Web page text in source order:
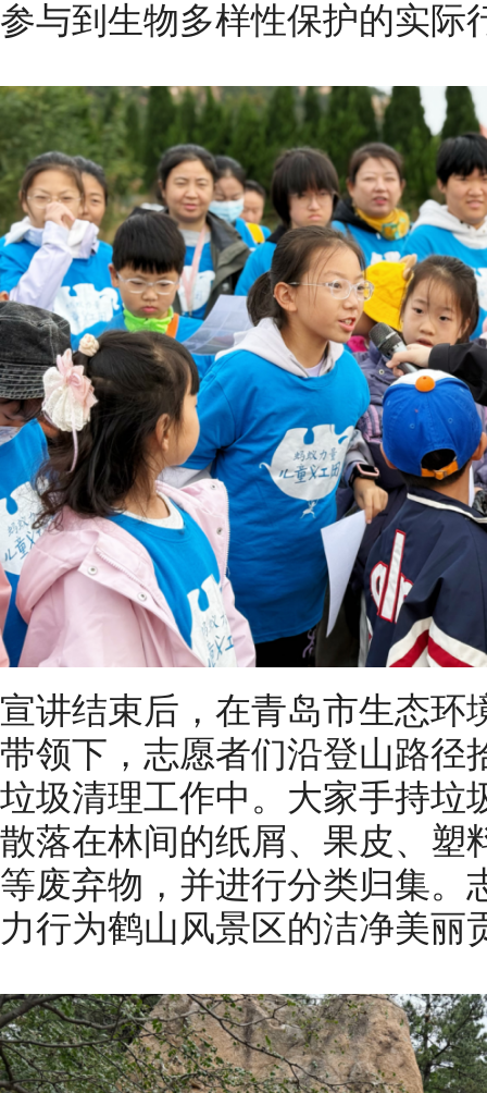
参与到生物多样性保护的实际
宣讲结束后，在青岛市生态环
带领下，志愿者们沿登山路径
垃圾清理工作中。大家手持垃
散落在林间的纸屑、果皮、塑
等废弃物，并进行分类归集。
力行为鹤山风景区的洁净美丽